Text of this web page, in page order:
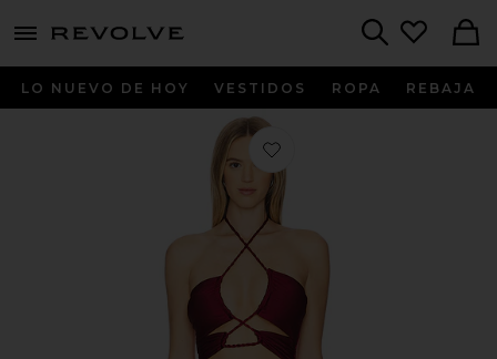
menu - shows more content
LO NUEVO DE HOY VESTIDOS ROPA REBAJA
Favorito VESTIDO DASHA